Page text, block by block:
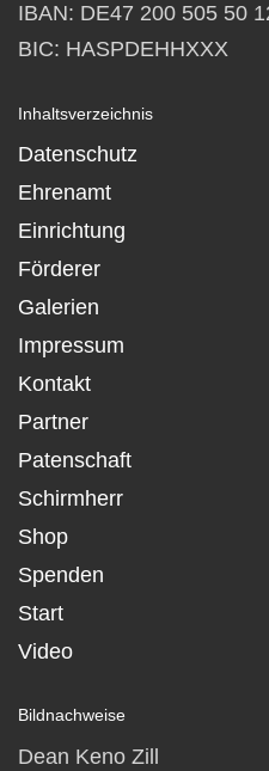
IBAN: DE47 200 505 50
BIC: HASPDEHHXXX
Inhaltsverzeichnis
Datenschutz
Ehrenamt
Einrichtung
Förderer
Galerien
Impressum
Kontakt
Partner
Patenschaft
Schirmherr
Shop
Spenden
Start
Video
Bildnachweise
Dean Keno Zill